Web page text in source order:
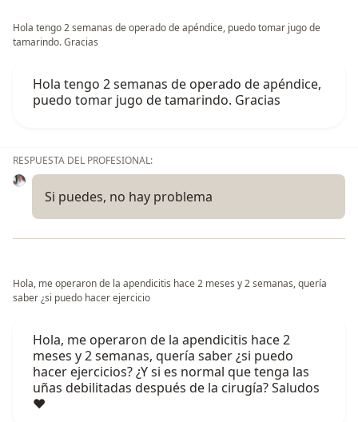
Hola tengo 2 semanas de operado de apéndice, puedo tomar jugo de
tamarindo. Gracias
Hola tengo 2 semanas de operado de apéndice,
puedo tomar jugo de tamarindo. Gracias
RESPUESTA DEL PROFESIONAL:
Si puedes, no hay problema
Hola, me operaron de la apendicitis hace 2 meses y 2 semanas, quería
saber ¿si puedo hacer ejercicio
Hola, me operaron de la apendicitis hace 2
meses y 2 semanas, quería saber ¿si puedo
hacer ejercicios? ¿Y si es normal que tenga las
uñas debilitadas después de la cirugía? Saludos
❤️